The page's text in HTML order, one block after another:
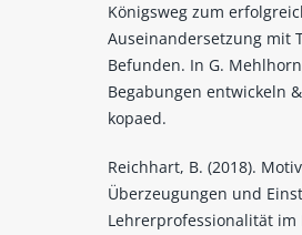
Königsweg zum
Auseinandersetzung mit
Befunden. In G.
Begabungen entwickeln
kopaed.
Reichhart, B. (2018).
Überzeugungen und
Lehrerprofessionalität